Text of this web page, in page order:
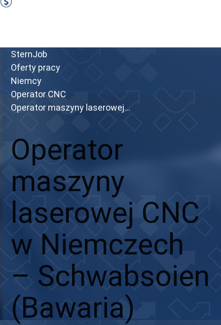
SternJob
Oferty pracy
Niemcy
Operator CNC
Operator maszyny laserowej...
Operator
maszyny
laserowej CNC
w Niemczech
– Schwabsoien
(Bawaria)